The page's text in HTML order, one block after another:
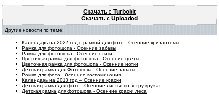
Скачать с Turbobit
Скачать с Uploaded
Другие новости по теме:
Календарь на 2022 год с рамкой для фото - Осенние хризантемы
Рамка для фотошопа - Осенние забавы
Рамка для фотошопа - Осенние стихи
Цветочная рамка для фотошопа - Осенние цветы
Цветочная рамка для фотошопа - Осенние нотки
Детская рамка для Фотошопа - Осенние запасы
Рамка для фото - Осенние воспоминания
Календарь на 2018 год – Осенние краски
Детская рамка для фото - Осенние листья по ветру кружат
Детская рамка для фотошопа - Осенние краски леса